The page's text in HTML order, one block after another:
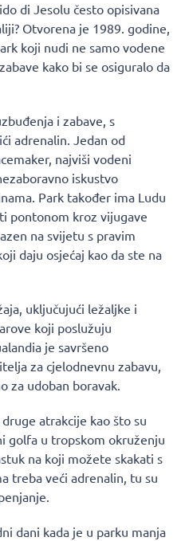
di Jesolu često opisivana
Otvorena je 1989. godine,
koji nudi ne samo vodene
kako bi se osiguralo da
i zabave, s
adrenalin. Jedan od
najviši vodeni
iskustvo
Park također ima Ludu
pontonom kroz vijugave
na svijetu s pravim
daju osjećaj kao da ste na
uključujući ležaljke i
koji poslužuju
je savršeno
za cjelodnevnu zabavu,
za udoban boravak.
atrakcije kao što su
golfa u tropskom okruženju
na koji možete skakati s
treba veći adrenalin, tu su
dani kada je u parku manja